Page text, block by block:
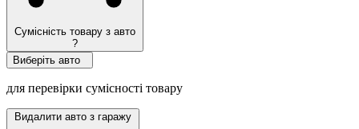
Сумісність товару з авто
?
Виберіть авто
для перевірки сумісності товару
Видалити авто з гаражу